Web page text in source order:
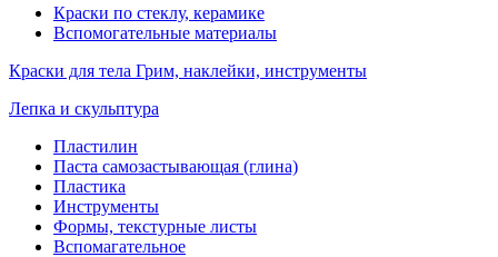
Краски по стеклу, керамике
Вспомогательные материалы
Краски для тела Грим, наклейки, инструменты
Лепка и скульптура
Пластилин
Паста самозастывающая (глина)
Пластика
Инструменты
Формы, текстурные листы
Вспомагательное